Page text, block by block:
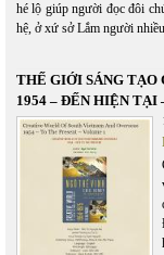
hé lộ giúp người đọc đôi
hệ, ở xứ sở Lắm người
THẾ GIỚI SÁNG TẠO
1954 – ĐẾN HIỆN TẠI